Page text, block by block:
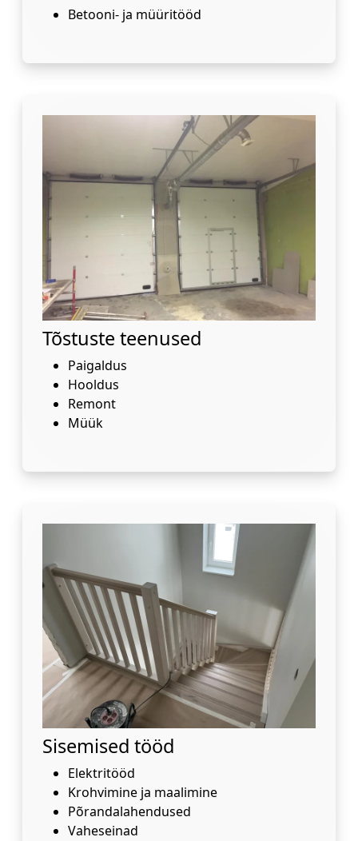
Betooni- ja müüritööd
Tõstuste teenused
Paigaldus
Hooldus
Remont
Müük
Sisemised tööd
Elektritööd
Krohvimine ja maalimine
Põrandalahendused
Vaheseinad